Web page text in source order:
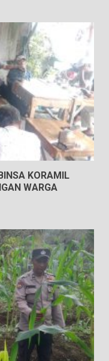
KORAMIL
WARGA